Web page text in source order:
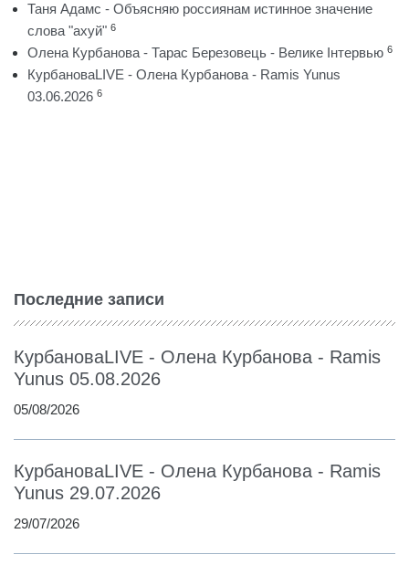
Таня Адамс - Объясняю россиянам истинное значение
слова "ахуй" 6
Олена Курбанова - Тарас Березовець - Велике Інтервью 6
КурбановаLIVE - Олена Курбанова - Ramis Yunus
03.06.2026 6
Последние записи
КурбановаLIVE - Олена Курбанова - Ramis
Yunus 05.08.2026
05/08/2026
КурбановаLIVE - Олена Курбанова - Ramis
Yunus 29.07.2026
29/07/2026